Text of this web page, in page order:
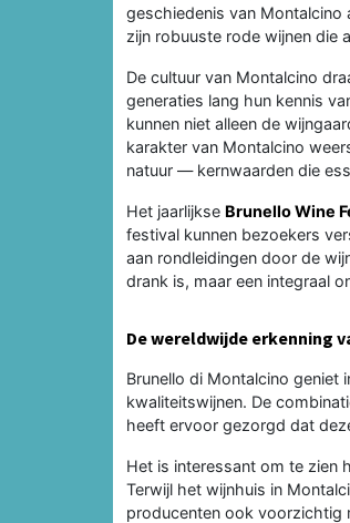
geschiedenis van
zijn robuuste rode wijnen die
De cultuur van Montalcino
generaties lang hun kennis
kunnen niet alleen de
karakter van Montalcino
natuur — kernwaarden die
Het jaarlijkse Brunello Wine
festival kunnen bezoekers
aan rondleidingen door de
drank is, maar een integraal
De wereldwijde erkenning
Brunello di Montalcino geniet
kwaliteitswijnen. De
heeft ervoor gezorgd dat
Het is interessant om te zien
Terwijl het wijnhuis in
producenten ook voorzichtig